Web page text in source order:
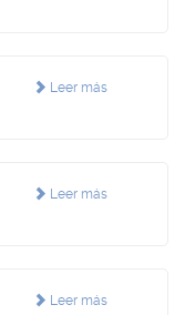
Leer más
Leer más
Leer más